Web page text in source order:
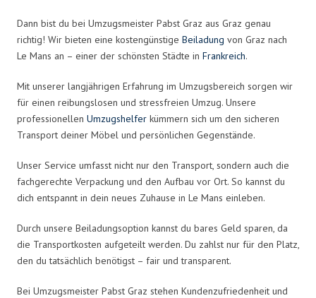
Dann bist du bei Umzugsmeister Pabst Graz aus Graz genau
richtig! Wir bieten eine kostengünstige Beiladung von Graz nach
Le Mans an – einer der schönsten Städte in Frankreich.
Mit unserer langjährigen Erfahrung im Umzugsbereich sorgen wir
für einen reibungslosen und stressfreien Umzug. Unsere
professionellen Umzugshelfer kümmern sich um den sicheren
Transport deiner Möbel und persönlichen Gegenstände.
Unser Service umfasst nicht nur den Transport, sondern auch die
fachgerechte Verpackung und den Aufbau vor Ort. So kannst du
dich entspannt in dein neues Zuhause in Le Mans einleben.
Durch unsere Beiladungsoption kannst du bares Geld sparen, da
die Transportkosten aufgeteilt werden. Du zahlst nur für den Platz,
den du tatsächlich benötigst – fair und transparent.
Bei Umzugsmeister Pabst Graz stehen Kundenzufriedenheit und